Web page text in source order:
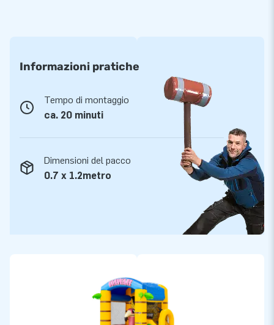
Informazioni pratiche
Tempo di montaggio
ca. 20 minuti
Dimensioni del pacco
0.7 x 1.2metro